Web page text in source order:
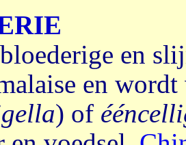
en
en
) of